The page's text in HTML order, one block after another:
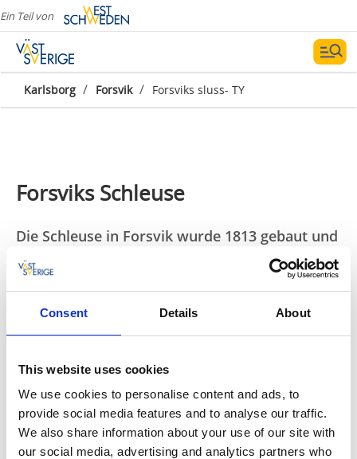
Consent Details About
This website uses cookies
We use cookies to personalise content and ads, to
provide social media features and to analyse our traffic.
We also share information about your use of our site with
our social media, advertising and analytics partners who
Ein Teil von
Karlsborg / Forsvik / Forsviks sluss- TY
Forsviks Schleuse
Die Schleuse in Forsvik wurde 1813 gebaut und
hat eine Fallhöhe von 3,5 Metern. Sie ist die
älteste und höchste Einzelschleuse im Göta
Kanal.
Nur wenige Meter von der Schleuse entfernt liegt das
hübschen Garten, direkt am Göta Kanal gelegen.
Direkt bei der Schleuse befindet sich der gemütliche
Geschenkartikelshop „5knop“ mit hübschen
Geschenken und Souvenirs.